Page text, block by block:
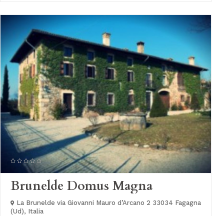
Brunelde Domus Magna
La Brunelde via Giovanni Mauro d’Arcano 2 33034 Fagagna
(Ud), Italia